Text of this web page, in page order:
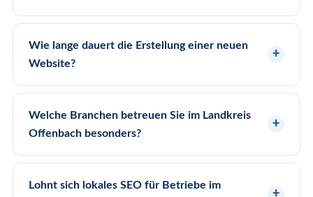
Wie lange dauert die Erstellung einer neuen
Website?
Welche Branchen betreuen Sie im Landkreis
Offenbach besonders?
Lohnt sich lokales SEO für Betriebe im